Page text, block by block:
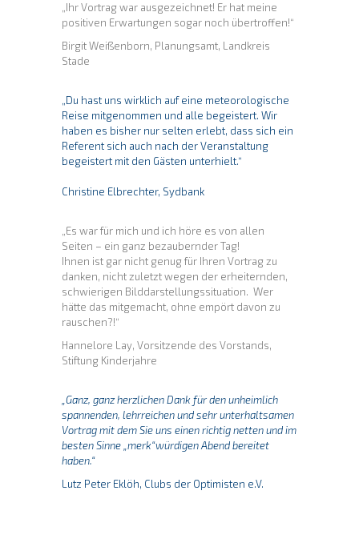
„Ihr Vortrag war ausgezeichnet! Er hat meine
positiven Erwartungen sogar noch übertroffen!“
Birgit Weißenborn, Planungsamt, Landkreis
Stade
„Du hast uns wirklich auf eine meteorologische
Reise mitgenommen und alle begeistert. Wir
haben es bisher nur selten erlebt, dass sich ein
Referent sich auch nach der Veranstaltung
begeistert mit den Gästen unterhielt.“
Christine Elbrechter, Sydbank
„Es war für mich und ich höre es von allen
Seiten – ein ganz bezaubernder Tag!
Ihnen ist gar nicht genug für Ihren Vortrag zu
danken, nicht zuletzt wegen der erheiternden,
schwierigen Bilddarstellungssituation. Wer
hätte das mitgemacht, ohne empört davon zu
rauschen?!“
Hannelore Lay, Vorsitzende des Vorstands,
Stiftung Kinderjahre
„Ganz, ganz herzlichen Dank für den unheimlich
spannenden, lehrreichen und sehr unterhaltsamen
Vortrag mit dem Sie uns einen richtig netten und im
besten Sinne „merk“würdigen Abend bereitet
haben.“
Lutz Peter Eklöh, Clubs der Optimisten e.V.​